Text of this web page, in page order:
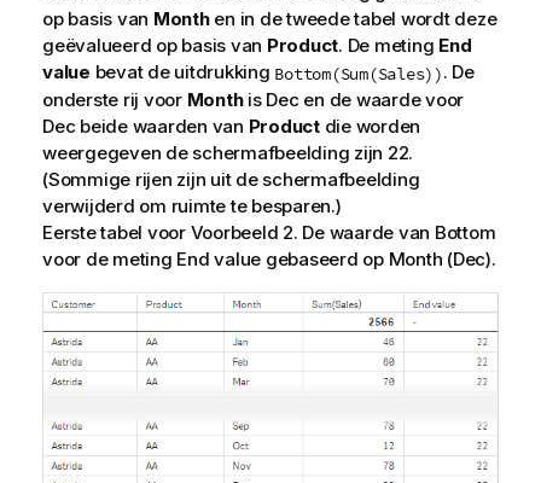
op basis van Monthen in de tweede tabel wordt deze
geëvalueerd op basis van Product. De meting End
value bevat de uitdrukking Bottom(Sum(Sales)). De
onderste rij voor Monthis Dec en de waarde voor
Dec beide waarden van Productdie worden
weergegeven de schermafbeelding zijn 22.
(Sommige rijen zijn uit de schermafbeelding
verwijderd om ruimte te besparen.)
Eerste tabel voor Voorbeeld 2. De waarde van Bottom
voor de meting End value gebaseerd op Month (Dec).